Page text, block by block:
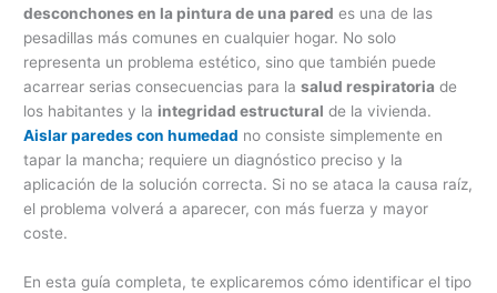
desconchones en la pintura de una pared es una de las
pesadillas más comunes en cualquier hogar. No solo
representa un problema estético, sino que también puede
acarrear serias consecuencias para lasalud respiratoria de
los habitantes y la integridad estructural de la vivienda.
Aislar paredes con humedad no consiste simplemente en
tapar la mancha; requiere un diagnóstico preciso y la
aplicación de la solución correcta. Si no se ataca la causa raíz,
el problema volverá a aparecer, con más fuerza y mayor
coste.
En esta guía completa, te explicaremos cómo identificar el tipo